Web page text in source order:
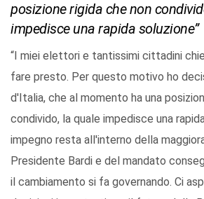
posizione rigida che non
impedisce una rapida soluzione”
“I miei elettori e tantissimi cittadini
fare presto. Per questo motivo ho
d'Italia, che al momento ha una
condivido, la quale impedisce una
impegno resta all'interno della
Presidente Bardi e del mandato
il cambiamento si fa governando. Ci